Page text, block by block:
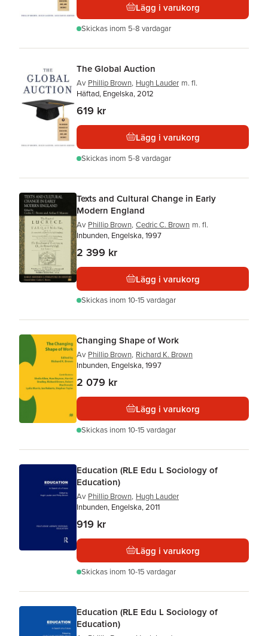
Lägg i varukorg
Skickas inom 5-8 vardagar
The Global Auction
Av Phillip Brown, Hugh Lauder m. fl.
Häftad, Engelska, 2012
619 kr
Lägg i varukorg
Skickas inom 5-8 vardagar
Texts and Cultural Change in Early
Modern England
Av Phillip Brown, Cedric C. Brown m. fl.
Inbunden, Engelska, 1997
2 399 kr
Lägg i varukorg
Skickas inom 10-15 vardagar
Changing Shape of Work
Av Phillip Brown, Richard K. Brown
Inbunden, Engelska, 1997
2 079 kr
Lägg i varukorg
Skickas inom 10-15 vardagar
Education (RLE Edu L Sociology of
Education)
Av Phillip Brown, Hugh Lauder
Inbunden, Engelska, 2011
919 kr
Lägg i varukorg
Skickas inom 10-15 vardagar
Education (RLE Edu L Sociology of
Education)